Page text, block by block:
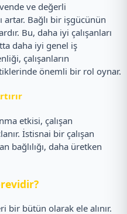
ve değerli
artar. Bağlı bir işgücünün
Bu, daha iyi çalışanları
daha iyi genel iş
çalışanların
önemli bir rol oynar.
etkisi, çalışan
İstisnai bir çalışan
bağlılığı, daha üretken
bir bütün olarak ele alınır.